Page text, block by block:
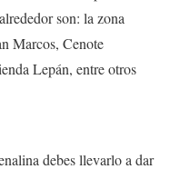
son: la zona
Marcos, Cenote
Lepán, entre otros
debes llevarlo a dar